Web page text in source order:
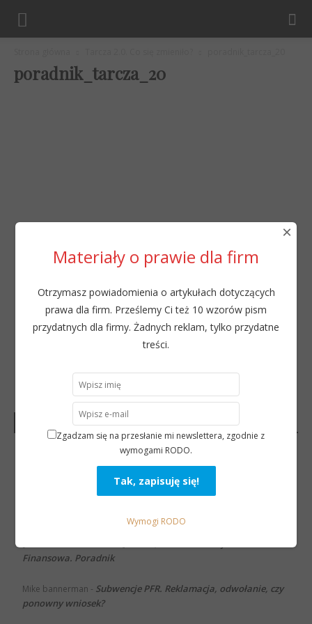
poradnik_tarcza_20
Najnowsze komentarze
________( Ze Ni Th Lo An Fi rM sE rVi Ce ( )g ma i l... c O m)
2.0. Co się zmieniło?
[ ze nithl oanfi rms ervice ] G m aiI, C0M-Subwencje. Tarcza
Finansowa. Poradnik
Mike bannerman - Subwencje PFR. Reklamacja, odwołanie, czy
ponowny wniosek?
Materiały o prawie dla firm
Otrzymasz powiadomienia o artykułach dotyczących
prawa dla firm. Prześlemy Ci też 10 wzorów pism
przydatnych dla firmy. Żadnych reklam, tylko przydatne
treści.
Zgadzam się na przesłanie mi newslettera, zgodnie z
wymogami RODO.
Wymogi RODO
×